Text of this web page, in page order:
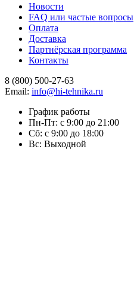
Новости
FAQ или частые вопросы
Оплата
Доставка
Партнёрская программа
Контакты
8 (800) 500-27-63
Email: info@hi-tehnika.ru
График работы
Пн-Пт: с 9:00 до 21:00
Сб: с 9:00 до 18:00
Вс: Выходной